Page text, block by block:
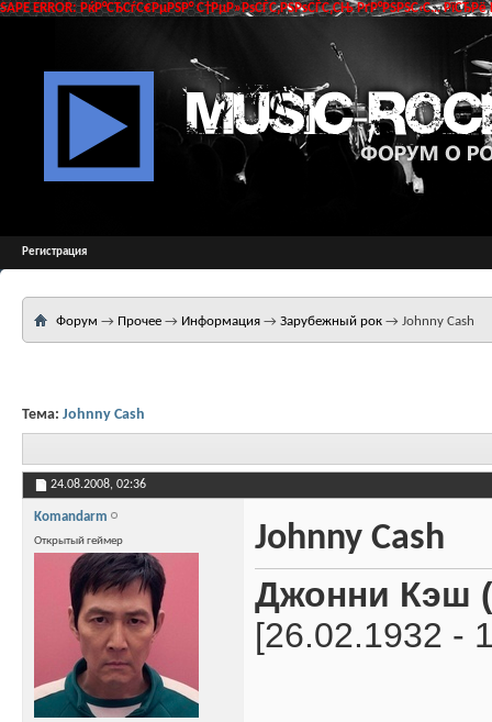
SAPE ERROR: РќР°СЂСѓС€РµРЅР° С†РµР»РѕСЃС‚РЅРѕСЃС‚СЊ РґР°РЅРЅС‹С…
Регистрация
Форум → Прочее → Информация → Зарубежный рок → Johnny Cash
Тема: Johnny Cash
24.08.2008, 02:36
Komandarm
Открытый геймер Johnny Cash
Джонни Кэш
[26.02.1932 -